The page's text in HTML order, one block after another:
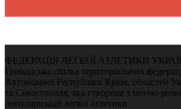
ФЕДЕРАЦІЯ ЛЕГКОЇ АТЛЕТИКИ
Громадська спілка територіальних
Автономної Республіки Крим, областей
та Севастополя, яка створена з метою
популяризації легкої атлетики